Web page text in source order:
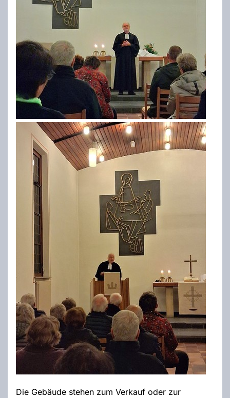
Die Gebäude stehen zum Verkauf oder zur